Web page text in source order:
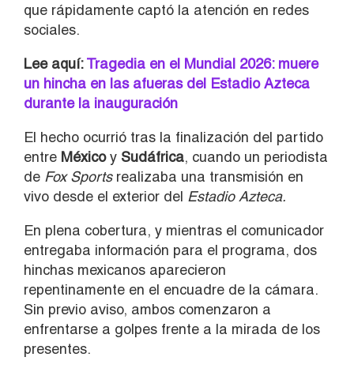
que rápidamente captó la atención en redes
sociales.
Lee aquí:Tragedia en el Mundial 2026: muere
un hincha en las afueras del Estadio Azteca
durante la inauguración
El hecho ocurrió tras la finalización del partido
entre Méxicoy Sudáfrica, cuando un periodista
de Fox Sportsrealizaba una transmisión en
vivo desde el exterior del Estadio Azteca.
En plena cobertura, y mientras el comunicador
entregaba información para el programa, dos
hinchas mexicanos aparecieron
repentinamente en el encuadre de la cámara.
Sin previo aviso, ambos comenzaron a
enfrentarse a golpes frente a la mirada de los
presentes.